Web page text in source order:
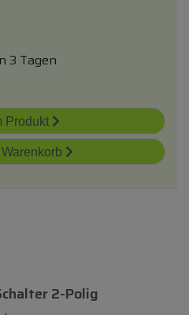
3 Tagen
Produkt
Warenkorb
2-Polig